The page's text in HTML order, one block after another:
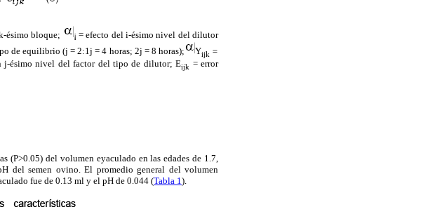
ésimo bloque;
¡ = efecto del i-ésimo nivel del dilutor
de equilibrio (j = 2:1j = 4 horas; 2j = 8 horas);
Yijk =
j-ésimo nivel del factor del tipo de dilutor; Eijk = error
(P>0.05) del volumen eyaculado en las edades de 1.7,
del semen ovino. El promedio general del volumen
fue de 0.13 ml y el pH de 0.044 (Tabla 1).